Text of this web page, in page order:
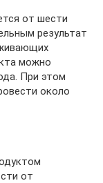
от шести
результат
можно
При этом
около
от